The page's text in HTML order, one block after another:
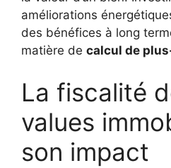
améliorations
des bénéfices à long
matière de calcul de
La fiscalité
values
son impact